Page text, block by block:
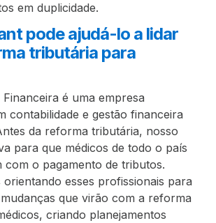
em duplicidade.
pode ajudá-lo a lidar
tributária para
é uma empresa
contabilidade e gestão financeira
da reforma tributária, nosso
para que médicos de todo o país
com o pagamento de tributos.
esses profissionais para
que virão com a reforma
criando planejamentos